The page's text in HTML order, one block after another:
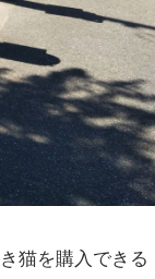
猫を購入できる